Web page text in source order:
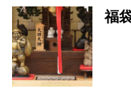
福